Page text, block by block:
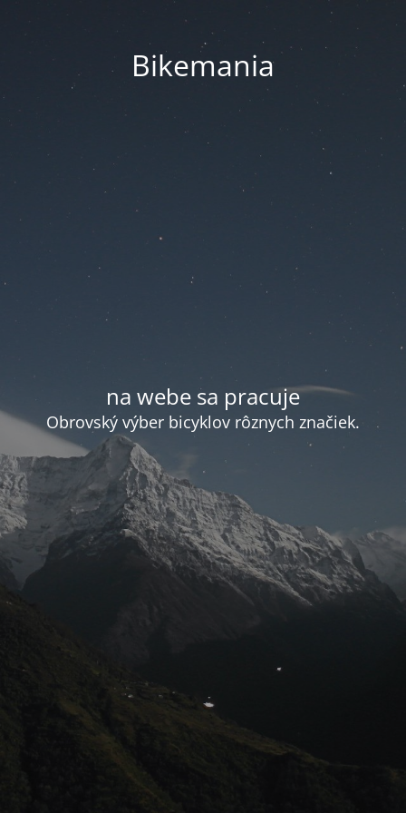
Bikemania
na webe sa pracuje
Obrovský výber bicyklov rôznych značiek.